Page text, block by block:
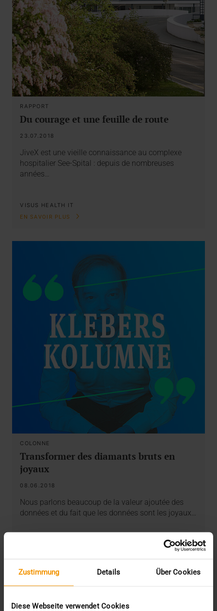
Zustimmung Details Über Cookies
Diese Webseite verwendet Cookies
RAPPORT
Du courage et une feuille de route
23.07.2018
JiveX est une vieille connaissance au complexe
hospitalier See-Spital : depuis de nombreuses
années…
VISUS HEALTH IT
EN SAVOIR PLUS
COLONNE
Transformer des diamants bruts en
joyaux
08.06.2018
Nous parlons beaucoup de la valeur ajoutée des
données et du fait que les données sont les joyaux…